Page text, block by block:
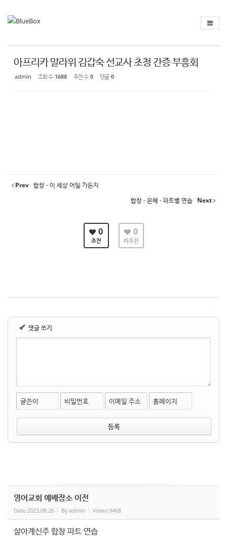
아프리카 말라위 김갑숙 선교사 초청 간증 부흥회
admin 조회 수 1688 추천 수 0 댓글 0
Prev 합창 - 이 세상 어딜 가든지
합창 - 은혜 - 파트별 연습 Next
0
추천
0
비추천
✔ 댓글 쓰기
글쓴이 비밀번호 이메일 주소 홈페이지
영어교회 예배장소 이전
Date2023.08.26 Byadmin Views9468
살아계신주 합창 파트 연습
스케치북5
스케치북5